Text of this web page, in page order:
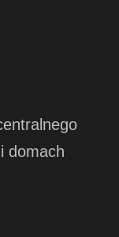
domach